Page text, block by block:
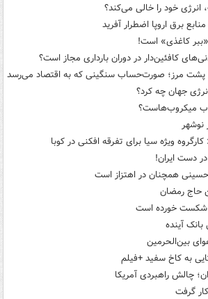
انرژی خود را خالی می‌کند؟
برق اروپا اضطرار آفرید
«ببر کاغذی» است!
کافئین‌دار در دوران بارداری مجاز است؟
پشت مرز؛ صورت‌حساب سنگینی که به اقتصاد می‌رسد
جهان چه کرد؟
میکروب‌هاست؟
نوشهر
ویژه سیا برای تفرقه افکنی در کوبا
دست ایران!
حسینی همچنان در اهتزاز است
حاج رمضان
شکست خورده است
بانک آینده
بین‌الحرمین
به کاخ سفید +فیلم
چالش راهبردی آمریکا
کار گرفت